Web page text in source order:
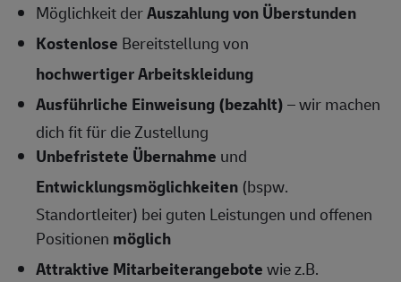
Möglichkeit derAuszahlung von Überstunden
Kostenlose Bereitstellung von
hochwertiger Arbeitskleidung
Ausführliche Einweisung (bezahlt)– wir machen
dich fit für die Zustellung
Unbefristete Übernahme und
Entwicklungsmöglichkeiten (bspw.
Standortleiter) bei guten Leistungen und offenen
Positionen möglich
Attraktive Mitarbeiterangebotewie z.B.